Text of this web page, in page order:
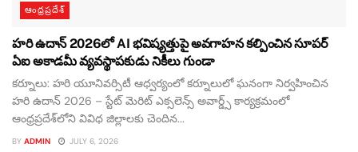
ఆంధ్రప్రదేశ్
హరి ఉదాన్ 2026లో AI భవిష్యత్తుపై అవగాహన కల్పించిన సూపర్
ఏఐ అకాడమీ వ్యవస్థాపకుడు నికీలు గుండా
కర్నూలు: హరి యూనివర్సిటీ ఆధ్వర్యంలో కర్నూలులో ఘనంగా నిర్వహించిన
హరి ఉదాన్ 2026 – స్టేట్ మెరిట్ ఎక్సలెన్స్ అవార్డ్స్ కార్యక్రమంలో
ఆంధ్రప్రదేశ్‌లోని వివిధ జిల్లాలకు చెందిన...
BY ADMIN JULY 6, 2026